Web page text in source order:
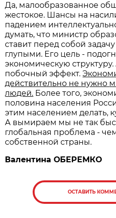
Да, малообразованное
жестокое. Шансы на
падением
думать, что министр
ставит перед собой
глупыми. Его цель -
экономическую
побочный эффект.
действительно не нужно
людей. Более того,
половина населения
этим населением делать,
А вымираем мы не так
глобальная проблема -
собственной страны.
Валентина ОБЕРЕМКО
ОСТАВИТЬ